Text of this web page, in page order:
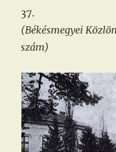
37.
(Békésmegyei
szám)